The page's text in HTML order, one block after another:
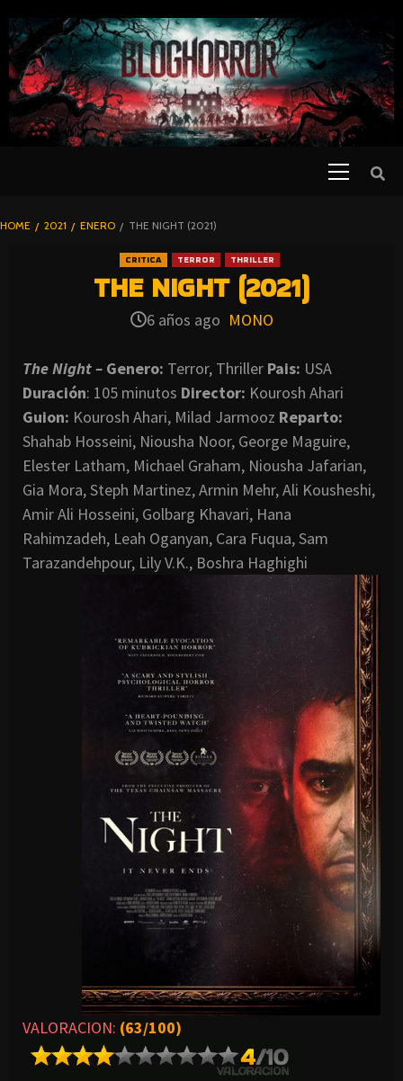
TO
CONTENT
BLOGHORROR
HOME 2021 ENERO THE NIGHT (2021)
CRITICA TERROR THRILLER
THE NIGHT (2021)
6 años ago MONO
The Night – Genero: Terror, Thriller Pais: USA
Duración: 105 minutos Director: Kourosh Ahari
Guion: Kourosh Ahari, Milad Jarmooz Reparto:
Shahab Hosseini, Niousha Noor, George Maguire,
Elester Latham, Michael Graham, Niousha Jafarian,
Gia Mora, Steph Martinez, Armin Mehr, Ali Kousheshi,
Amir Ali Hosseini, Golbarg Khavari, Hana
Rahimzadeh, Leah Oganyan, Cara Fuqua, Sam
Tarazandehpour, Lily V.K., Boshra Haghighi
VALORACION: (63/100)